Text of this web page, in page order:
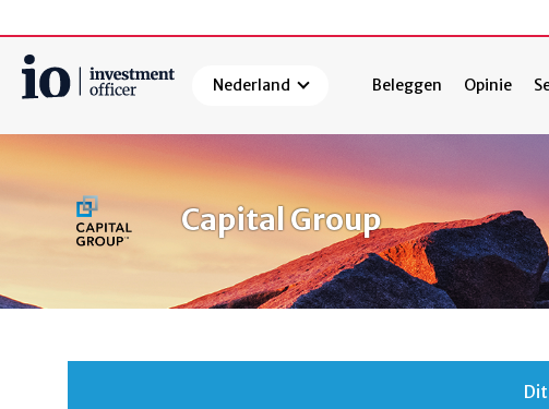
Nederland Beleggen Opinie
Zoeken
Capital Group